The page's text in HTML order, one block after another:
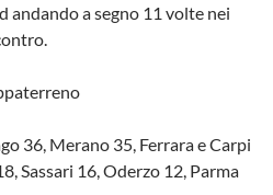
andando a segno 11 volte nei
36, Merano 35, Ferrara e Carpi
Sassari 16, Oderzo 12, Parma